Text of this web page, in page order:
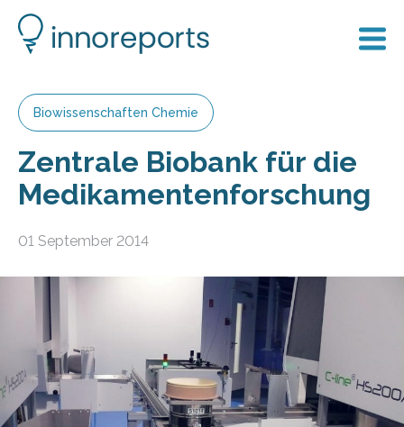
Biowissenschaften Chemie
Zentrale Biobank für die
Medikamentenforschung
01 September 2014